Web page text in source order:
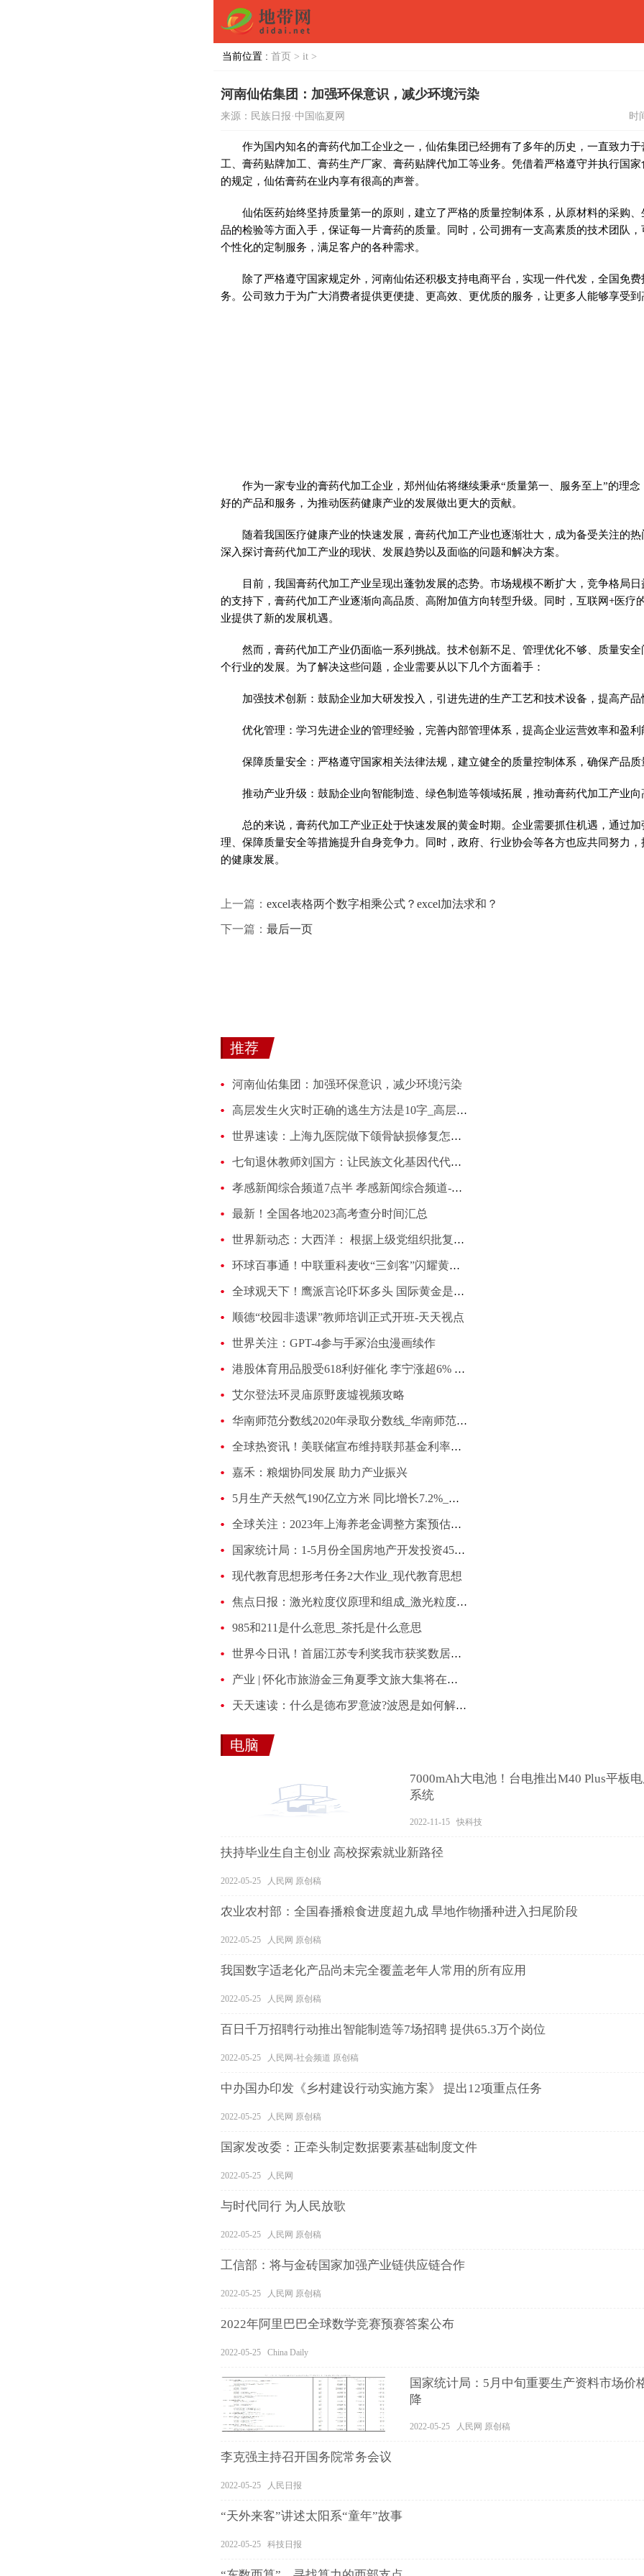
当前位置 : 首页 > it >
河南仙佑集团：加强环保意识，减少环境污染
来源：民族日报·中国临夏网 时
作为国内知名的膏药代加工企业之一，仙佑集团已经拥有了多年的历史，一直致力于
工、 膏药贴牌加工、 膏药生产厂家、 膏药贴牌代加工等业务。凭借着严格遵守并执行国家
的规定，仙佑膏药在业内享有很高的声誉。
仙佑医药始终坚持质量第一的原则，建立了严格的质量控制体系，从原材料的采购
品的检验等方面入手，保证每一片膏药的质量。同时，公司拥有一支高素质的技术团队
个性化的定制服务，满足客户的各种需求。
除了严格遵守国家规定外，河南仙佑还积极支持电商平台 ，实现一件代发，全国免
务。公司致力于为广大消费者提供更便捷、更高效、更优质的服务，让更多人能够享受到
作为一家专业的膏药代加工企业，郑州仙佑将继续秉承“质量第一、服务至上”的理
好的产品和服务，为推动医药健康产业的发展做出更大的贡献。
随着我国医疗健康产业的快速发展，膏药代加工产业也逐渐壮大，成为备受关注的热
深入探讨膏药代加工产业的现状、发展趋势以及面临的问题和解决方案。
目前，我国膏药代加工产业呈现出蓬勃发展的态势。市场规模不断扩大，竞争格局
的支持下， 膏药代加工产业逐渐向高品质、高附加值方向转型升级。同时，互联网+医疗
业提供了新的发展机遇。
然而，膏药代加工产业仍面临一系列挑战。技术创新不足、管理优化不够、质量安
个行业的发展。为了解决这些问题，企业需要从以下几个方面着手：
加强技术创新：鼓励企业加大研发投入，引进先进的生产工艺和技术设备，提高产品
优化管理：学习先进企业的管理经验，完善内部管理体系，提高企业运营效率和盈利
保障质量安全：严格遵守国家相关法律法规，建立健全的质量控制体系，确保产品
推动产业升级：鼓励企业向智能制造、绿色制造等领域拓展，推动膏药代加工产业
总的来说，膏药代加工产业正处于快速发展的黄金时期。企业需要抓住机遇，通过
理、保障质量安全等措施提升自身竞争力。同时， 政府 、行业协会等各方也应共同努力，
的健康发展。
上一篇： excel表格两个数字相乘公式？excel加法求和？
下一篇： 最后一页
推荐
河南仙佑集团：加强环保意识，减少环境污染
高层发生火灾时正确的逃生方法是10字_高层发生火灾时正确的逃生方法是简写
世界速读：上海九医院做下颌骨缺损修复怎么样？手术好吗？价格贵不贵？
七旬退休教师刘国方：让民族文化基因代代传承 每日热议
孝感新闻综合频道7点半 孝感新闻综合频道-每日时讯
最新！全国各地2023高考查分时间汇总
世界新动态：大西洋： 根据上级党组织批复，公司党委拟定于2023年6月份完成党委换届工作
环球百事通！中联重科麦收“三剑客”闪耀黄淮海地区小麦机收作业演示会
全球观天下！鹰派言论吓坏多头 国际黄金是否继续回调
顺德“校园非遗课”教师培训正式开班-天天视点
世界关注：GPT-4参与手冢治虫漫画续作
港股体育用品股受618利好催化 李宁涨超6% 全球资讯
艾尔登法环灵庙原野废墟视频攻略
华南师范分数线2020年录取分数线_华南师范分数线_全球消息
全球热资讯！美联储宣布维持联邦基金利率不变
嘉禾：粮烟协同发展 助力产业振兴
5月生产天然气190亿立方米 同比增长7.2%_快资讯
全球关注：2023年上海养老金调整方案预估最新消息 上海养老金调整方案(最新细则)预估版
国家统计局：1-5月份全国房地产开发投资45701亿元 同比下降7.2% 即时焦点
现代教育思想形考任务2大作业_现代教育思想
焦点日报：激光粒度仪原理和组成_激光粒度仪原理
985和211是什么意思_茶托是什么意思
世界今日讯！首届江苏专利奖我市获奖数居首 项目类专利奖获奖数量占比超四成
产业 | 怀化市旅游金三角夏季文旅大集将在湖南怀化洪江市开幕
天天速读：什么是德布罗意波?波恩是如何解释的?（什么是德布罗意波）
电脑
7000mAh大电池！台电推出M40 Plus平板
系统
2022-11-15 快科技
扶持毕业生自主创业 高校探索就业新路径
2022-05-25 人民网 原创稿
农业农村部：全国春播粮食进度超九成 旱地作物播种进入扫尾阶段
2022-05-25 人民网 原创稿
我国数字适老化产品尚未完全覆盖老年人常用的所有应用
2022-05-25 人民网 原创稿
百日千万招聘行动推出智能制造等7场招聘 提供65.3万个岗位
2022-05-25 人民网-社会频道 原创稿
中办国办印发《乡村建设行动实施方案》 提出12项重点任务
2022-05-25 人民网 原创稿
国家发改委：正牵头制定数据要素基础制度文件
2022-05-25 人民网
与时代同行 为人民放歌
2022-05-25 人民网 原创稿
工信部：将与金砖国家加强产业链供应链合作
2022-05-25 人民网 原创稿
2022年阿里巴巴全球数学竞赛预赛答案公布
2022-05-25 China Daily
国家统计局：5月中旬重要生产资料市场价
降
2022-05-25 人民网 原创稿
李克强主持召开国务院常务会议
2022-05-25 人民日报
“天外来客”讲述太阳系“童年”故事
2022-05-25 科技日报